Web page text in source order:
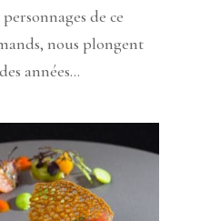
de ce
nous plongent
années...